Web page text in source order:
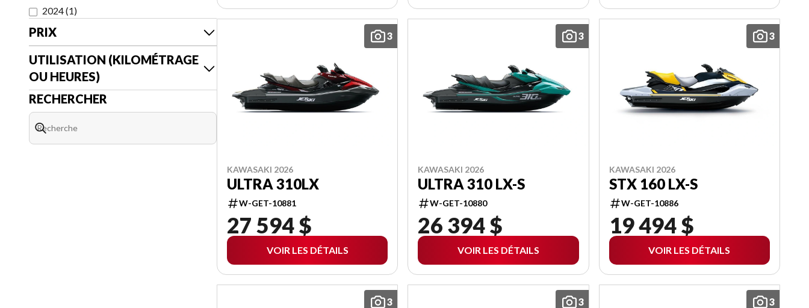
2024(1)
PRIX
UTILISATION (KILOMÉTRAGE
OU HEURES)
RECHERCHER
3
KAWASAKI 2026
ULTRA 310LX
W-GET-10881
27 594 $
VOIR LES DÉTAILS
3
KAWASAKI 2026
ULTRA 310 LX-S
W-GET-10880
26 394 $
VOIR LES DÉTAILS
3
KAWASAKI 2026
STX 160 LX-S
W-GET-10886
19 494 $
VOIR LES DÉTAILS
3 3 3